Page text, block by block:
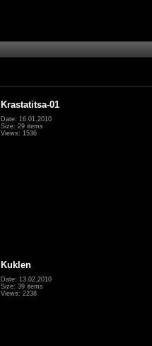
Krastatitsa-01
Date: 16.01.2010
Size: 29 items
Views: 1536
Kuklen
Date: 13.02.2010
Size: 39 items
Views: 2238